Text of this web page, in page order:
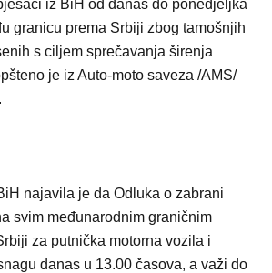
iz BiH od danas do ponedjeljka
granicu prema Srbiji zbog tamošnjih
s ciljem sprečavanja širenja
je iz Auto-moto saveza /AMS/
najavila je da Odluka o zabrani
svim međunarodnim graničnim
za putnička motorna vozila i
danas u 13.00 časova, a važi do